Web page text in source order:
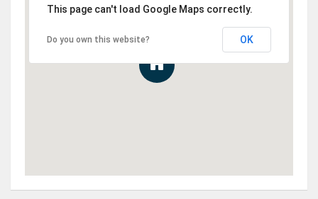
This page can't load Google Maps correctly.
Do you own this website? OK